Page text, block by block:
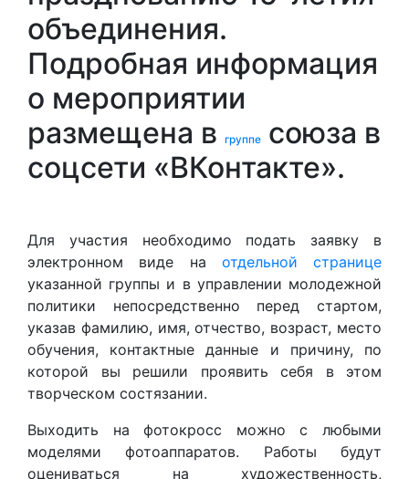
объединения.
Подробная информация
о мероприятии
размещена в
группе
союза в
соцсети «ВКонтакте».
Для участия необходимо подать заявку в
электронном виде на отдельной странице
указанной группы и в управлении молодежной
политики непосредственно перед стартом,
указав фамилию, имя, отчество, возраст, место
обучения, контактные данные и причину, по
которой вы решили проявить себя в этом
творческом состязании.
Выходить на фотокросс можно с любыми
моделями фотоаппаратов. Работы будут
оцениваться на художественность,